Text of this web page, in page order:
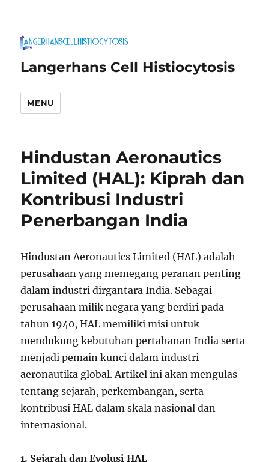
Langerhans Cell Histiocytosis
MENU
Hindustan Aeronautics
Limited (HAL): Kiprah dan
Kontribusi Industri
Penerbangan India
Hindustan Aeronautics Limited (HAL) adalah
perusahaan yang memegang peranan penting
dalam industri dirgantara India. Sebagai
perusahaan milik negara yang berdiri pada
tahun 1940, HAL memiliki misi untuk
mendukung kebutuhan pertahanan India serta
menjadi pemain kunci dalam industri
aeronautika global. Artikel ini akan mengulas
tentang sejarah, perkembangan, serta
kontribusi HAL dalam skala nasional dan
internasional.
1. Sejarah dan Evolusi HAL